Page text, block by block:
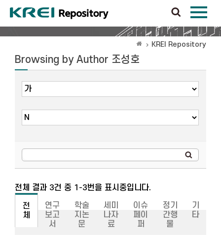
KREI Repository
Browsing by Author 조성호
전체 결과 3건 중 1-3번을 표시중입니다.
전
체
연구
보고
서
학술
지논
문
세미
나자
료
이슈
페이
퍼
정기
간행
물
기
타